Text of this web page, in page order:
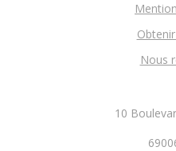
Nous
10